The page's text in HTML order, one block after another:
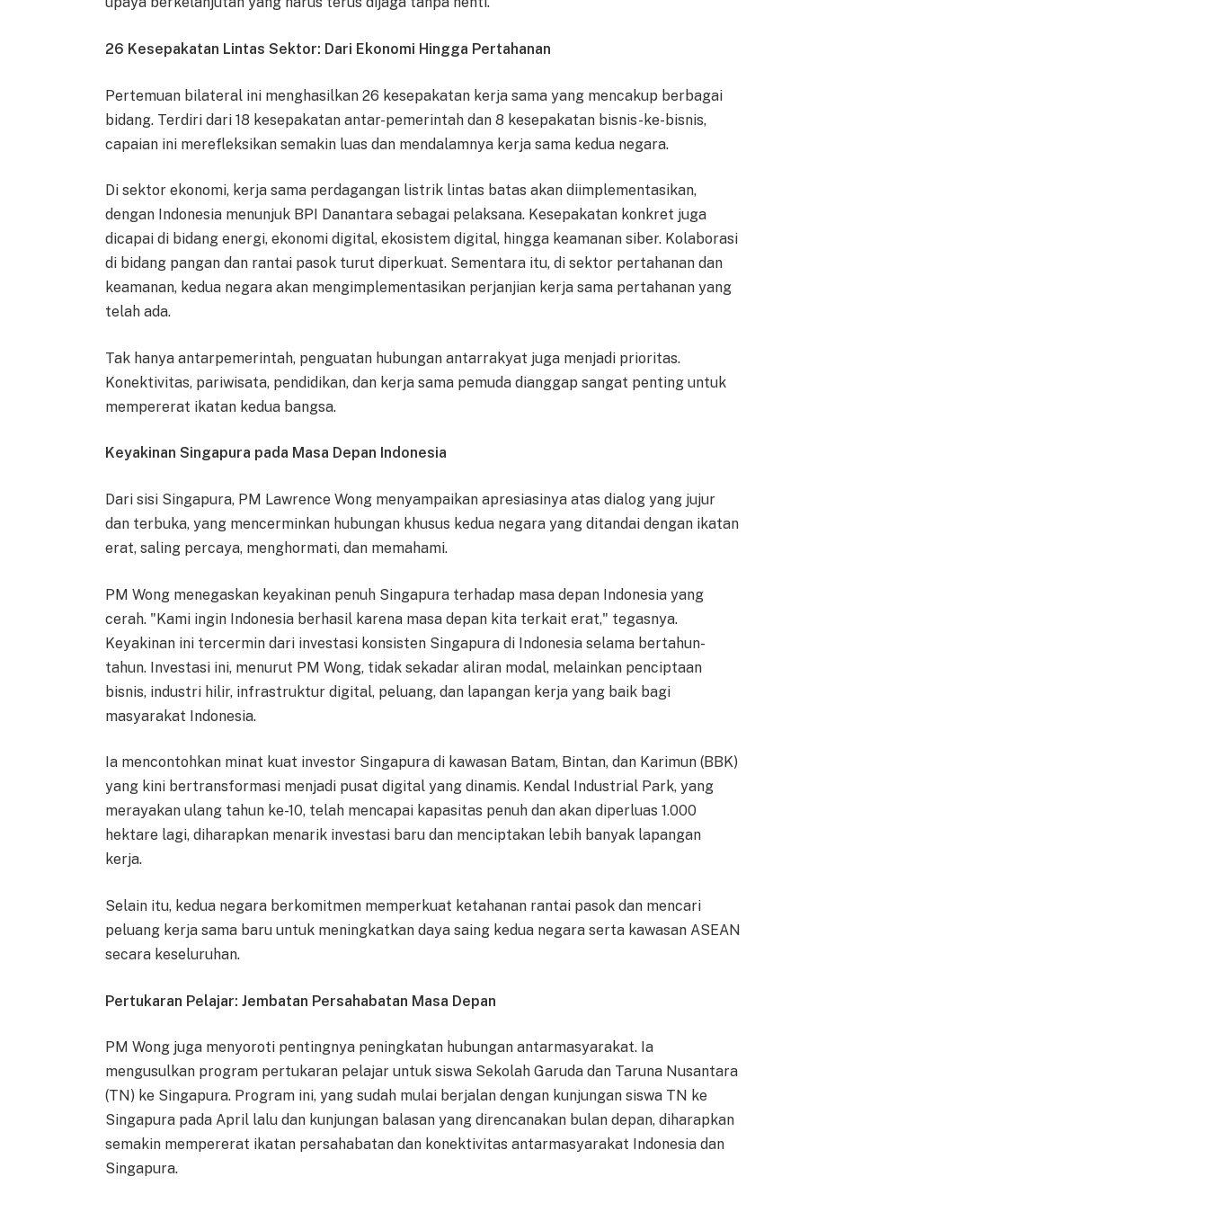
26 Kesepakatan Lintas Sektor: Dari Ekonomi Hingga Pertahanan
Pertemuan bilateral ini menghasilkan 26 kesepakatan kerja sama yang mencakup berbagai
bidang. Terdiri dari 18 kesepakatan antar-pemerintah dan 8 kesepakatan bisnis-ke-bisnis,
capaian ini merefleksikan semakin luas dan mendalamnya kerja sama kedua negara.
Di sektor ekonomi, kerja sama perdagangan listrik lintas batas akan diimplementasikan,
dengan Indonesia menunjuk BPI Danantara sebagai pelaksana. Kesepakatan konkret juga
dicapai di bidang energi, ekonomi digital, ekosistem digital, hingga keamanan siber. Kolaborasi
di bidang pangan dan rantai pasok turut diperkuat. Sementara itu, di sektor pertahanan dan
keamanan, kedua negara akan mengimplementasikan perjanjian kerja sama pertahanan yang
telah ada.
Tak hanya antarpemerintah, penguatan hubungan antarrakyat juga menjadi prioritas.
Konektivitas, pariwisata, pendidikan, dan kerja sama pemuda dianggap sangat penting untuk
mempererat ikatan kedua bangsa.
Keyakinan Singapura pada Masa Depan Indonesia
Dari sisi Singapura, PM Lawrence Wong menyampaikan apresiasinya atas dialog yang jujur
dan terbuka, yang mencerminkan hubungan khusus kedua negara yang ditandai dengan ikatan
erat, saling percaya, menghormati, dan memahami.
PM Wong menegaskan keyakinan penuh Singapura terhadap masa depan Indonesia yang
cerah. "Kami ingin Indonesia berhasil karena masa depan kita terkait erat," tegasnya.
Keyakinan ini tercermin dari investasi konsisten Singapura di Indonesia selama bertahun-
tahun. Investasi ini, menurut PM Wong, tidak sekadar aliran modal, melainkan penciptaan
bisnis, industri hilir, infrastruktur digital, peluang, dan lapangan kerja yang baik bagi
masyarakat Indonesia.
Ia mencontohkan minat kuat investor Singapura di kawasan Batam, Bintan, dan Karimun (BBK)
yang kini bertransformasi menjadi pusat digital yang dinamis. Kendal Industrial Park, yang
merayakan ulang tahun ke-10, telah mencapai kapasitas penuh dan akan diperluas 1.000
hektare lagi, diharapkan menarik investasi baru dan menciptakan lebih banyak lapangan
kerja.
Selain itu, kedua negara berkomitmen memperkuat ketahanan rantai pasok dan mencari
peluang kerja sama baru untuk meningkatkan daya saing kedua negara serta kawasan ASEAN
secara keseluruhan.
Pertukaran Pelajar: Jembatan Persahabatan Masa Depan
PM Wong juga menyoroti pentingnya peningkatan hubungan antarmasyarakat. Ia
mengusulkan program pertukaran pelajar untuk siswa Sekolah Garuda dan Taruna Nusantara
(TN) ke Singapura. Program ini, yang sudah mulai berjalan dengan kunjungan siswa TN ke
Singapura pada April lalu dan kunjungan balasan yang direncanakan bulan depan, diharapkan
semakin mempererat ikatan persahabatan dan konektivitas antarmasyarakat Indonesia dan
Singapura.